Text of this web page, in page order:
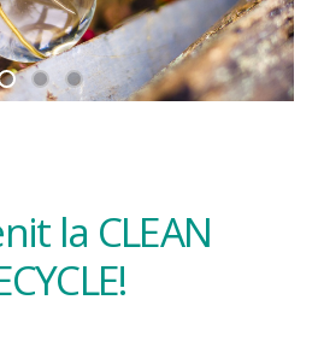
la CLEAN